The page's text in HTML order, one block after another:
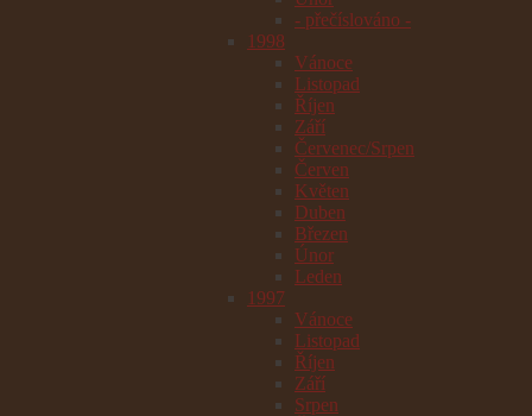
- přečíslováno -
1998
Vánoce
Listopad
Říjen
Září
Červenec/Srpen
Červen
Květen
Duben
Březen
Únor
Leden
1997
Vánoce
Listopad
Říjen
Září
Srpen